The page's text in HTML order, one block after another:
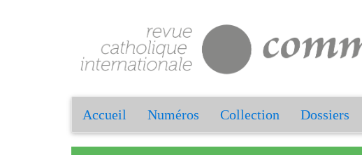
Accueil Numéros Collection Dossiers